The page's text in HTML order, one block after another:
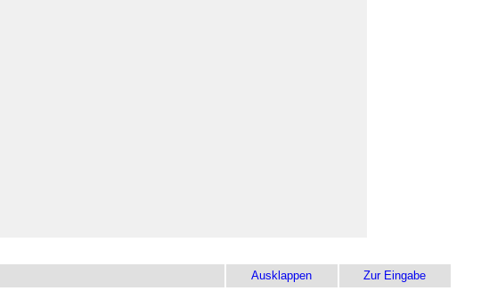
Ausklappen Zur Eingabe